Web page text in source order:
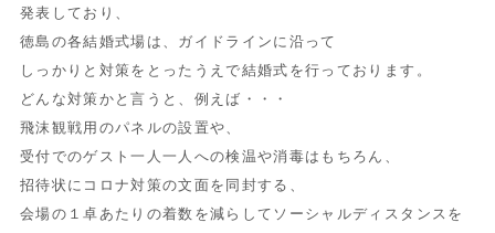
発表しており、
徳島の各結婚式場は、ガイドラインに沿って
しっかりと対策をとったうえで結婚式を行っております。
どんな対策かと言うと、例えば・・・
飛沫観戦用のパネルの設置や、
受付でのゲスト一人一人への検温や消毒はもちろん、
招待状にコロナ対策の文面を同封する、
会場の１卓あたりの着数を減らしてソーシャルディスタンスを